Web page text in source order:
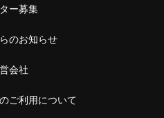
ー募集
のお知らせ
会社
ご利用について